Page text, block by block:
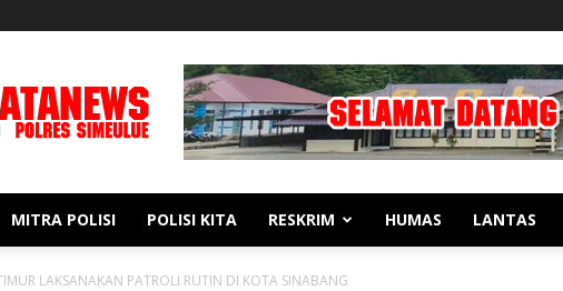
MITRA POLISI POLISI KITA RESKRIM HUMAS LANTAS
LAKSANAKAN PATROLI RUTIN DI KOTA SINABANG